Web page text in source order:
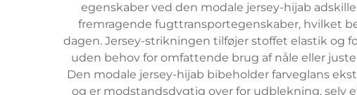
egenskaber ved den modale jersey-hijab
fremragende fugttransportegenskaber, hvilket
dagen. Jersey-strikningen tilføjer stoffet elastik og
uden behov for omfattende brug af nåle eller
Den modale jersey-hijab bibeholder farveglans
og er modstandsdygtig over for udblekning, selv